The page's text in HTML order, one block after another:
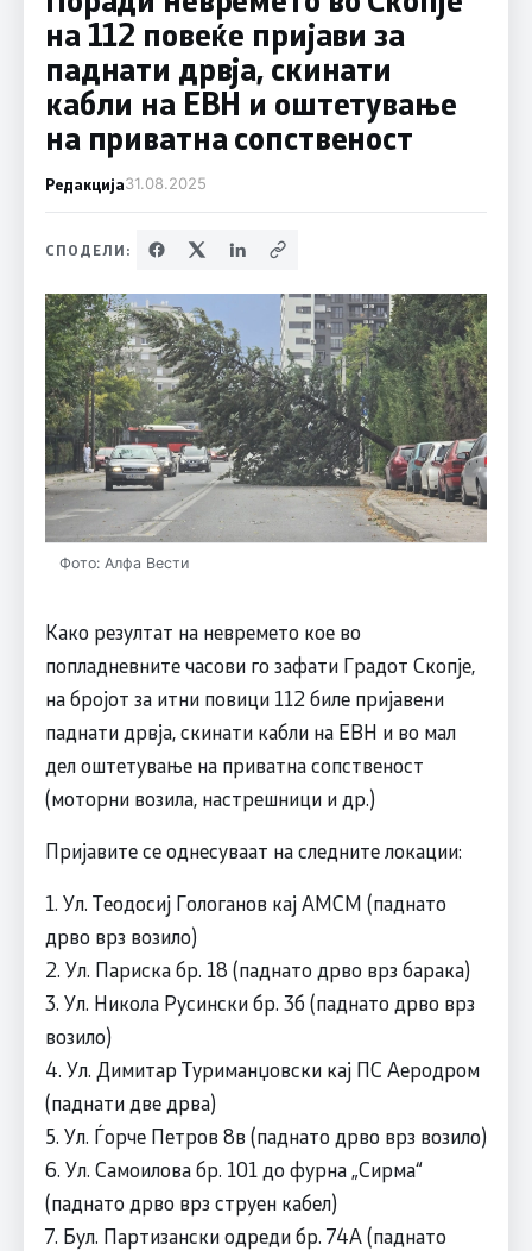
на 112 повеќе пријави за
паднати дрвја, скинати
кабли на ЕВН и оштетување
на приватна сопственост
Редакција31.08.2025
СПОДЕЛИ:
Фото: Алфа Вести
Како резултат на невремето кое во
попладневните часови го зафати Градот Скопје,
на бројот за итни повици 112 биле пријавени
паднати дрвја, скинати кабли на ЕВН и во мал
дел оштетување на приватна сопственост
(моторни возила, настрешници и др.)
Пријавите се однесуваат на следните локации:
1. Ул. Теодосиј Гологанов кај АМСМ (паднато
дрво врз возило)
2. Ул. Париска бр. 18 (паднато дрво врз барака)
3. Ул. Никола Русински бр. 3б (паднато дрво врз
возило)
4. Ул. Димитар Туриманџовски кај ПС Аеродром
(паднати две дрва)
5. Ул. Ѓорче Петров 8в (паднато дрво врз возило)
6. Ул. Самоилова бр. 101 до фурна „Сирма“
(паднато дрво врз струен кабел)
7. Бул. Партизански одреди бр. 74А (паднато